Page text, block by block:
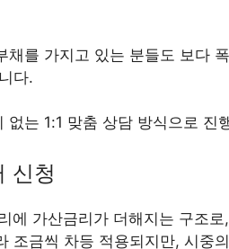
채를 가지고 있는 분들도 보다
다.
없는 1:1 맞춤 상담 방식으로 진
신청
에 가산금리가 더해지는 구조
조금씩 차등 적용되지만, 시중